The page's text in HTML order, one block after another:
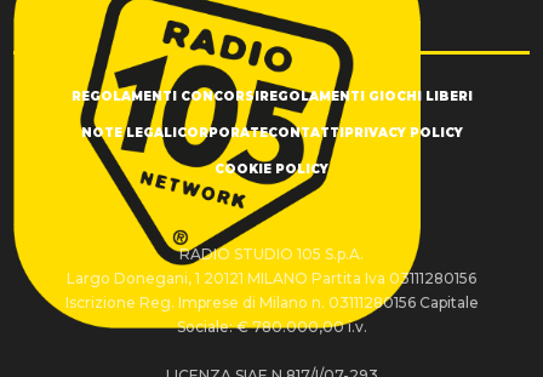
REGOLAMENTI CONCORSIREGOLAMENTI GIOCHI LIBERI
NOTE LEGALICORPORATECONTATTIPRIVACY POLICY
COOKIE POLICY
RADIO STUDIO 105 S.p.A.
Largo Donegani, 1 20121 MILANO Partita Iva 03111280156
Iscrizione Reg. Imprese di Milano n. 03111280156 Capitale
Sociale: € 780.000,00 i.v.